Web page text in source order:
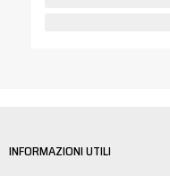
INFORMAZIONI UTILI